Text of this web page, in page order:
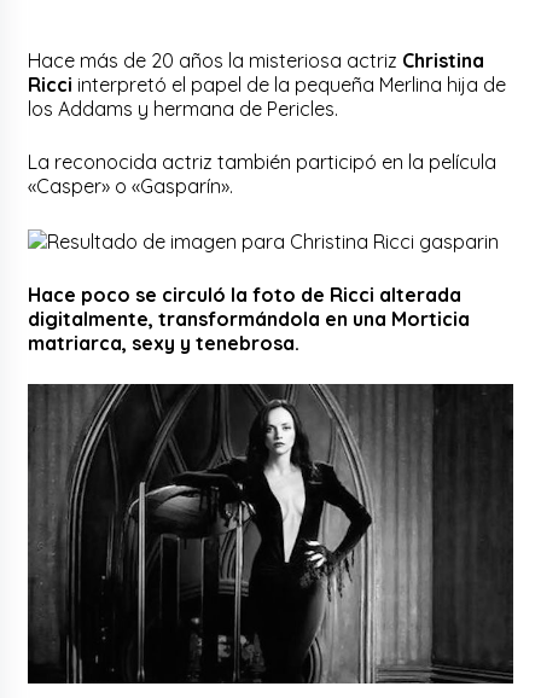
Hace más de 20 años la misteriosa actriz Christina
Ricci interpretó el papel de la pequeña Merlina hija de
los Addams y hermana de Pericles.
La reconocida actriz también participó en la película
«Casper» o «Gasparín».
Hace poco se circuló la foto de Ricci alterada
digitalmente, transformándola en una Morticia
matriarca, sexy y tenebrosa.